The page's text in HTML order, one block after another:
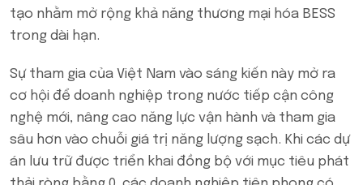
tạo nhằm mở rộng khả năng thương mại hóa BESS
trong dài hạn.
Sự tham gia của Việt Nam vào sáng kiến này mở ra
cơ hội để doanh nghiệp trong nước tiếp cận công
nghệ mới, nâng cao năng lực vận hành và tham gia
sâu hơn vào chuỗi giá trị năng lượng sạch. Khi các dự
án lưu trữ được triển khai đồng bộ với mục tiêu phát